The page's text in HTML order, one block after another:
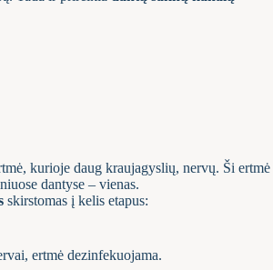
kurioje daug kraujagyslių, nervų. Ši ertmė
dantyse – vienas.
skirstomas į kelis etapus:
ertmė dezinfekuojama.